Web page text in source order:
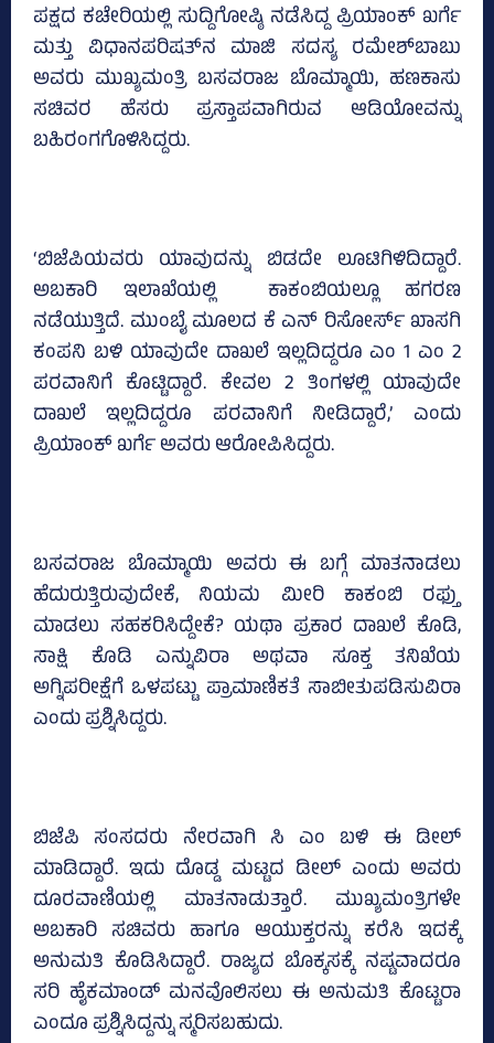
ಪಕ್ಷದ ಕಚೇರಿಯಲ್ಲಿ ಸುದ್ದಿಗೋಷ್ಠಿ ನಡೆಸಿದ್ದ ಪ್ರಿಯಾಂಕ್‌ ಖರ್ಗೆ
ಮತ್ತು ವಿಧಾನಪರಿಷತ್‌ನ ಮಾಜಿ ಸದಸ್ಯ ರಮೇಶ್‌ಬಾಬು
ಅವರು ಮುಖ್ಯಮಂತ್ರಿ ಬಸವರಾಜ ಬೊಮ್ಮಾಯಿ, ಹಣಕಾಸು
ಸಚಿವರ ಹೆಸರು ಪ್ರಸ್ತಾಪವಾಗಿರುವ ಆಡಿಯೋವನ್ನು
ಬಹಿರಂಗಗೊಳಿಸಿದ್ದರು.
‘ಬಿಜೆಪಿಯವರು ಯಾವುದನ್ನು ಬಿಡದೇ ಲೂಟಿಗಿಳಿದಿದ್ದಾರೆ.
ಅಬಕಾರಿ ಇಲಾಖೆಯಲ್ಲಿ ಕಾಕಂಬಿಯಲ್ಲೂ ಹಗರಣ
ನಡೆಯುತ್ತಿದೆ. ಮುಂಬೈ ಮೂಲದ ಕೆ ಎನ್‌ ರಿಸೋರ್ಸ್‌ ಖಾಸಗಿ
ಕಂಪನಿ ಬಳಿ ಯಾವುದೇ ದಾಖಲೆ ಇಲ್ಲದಿದ್ದರೂ ಎಂ 1 ಎಂ 2
ಪರವಾನಿಗೆ ಕೊಟ್ಟಿದ್ದಾರೆ. ಕೇವಲ 2 ತಿಂಗಳಲ್ಲಿ ಯಾವುದೇ
ದಾಖಲೆ ಇಲ್ಲದಿದ್ದರೂ ಪರವಾನಿಗೆ ನೀಡಿದ್ದಾರೆ,’ ಎಂದು
ಪ್ರಿಯಾಂಕ್‌ ಖರ್ಗೆ ಅವರು ಆರೋಪಿಸಿದ್ದರು.
ಬಸವರಾಜ ಬೊಮ್ಮಾಯಿ ಅವರು ಈ ಬಗ್ಗೆ ಮಾತನಾಡಲು
ಹೆದುರುತ್ತಿರುವುದೇಕೆ, ನಿಯಮ ಮೀರಿ ಕಾಕಂಬಿ ರಫ್ತು
ಮಾಡಲು ಸಹಕರಿಸಿದ್ದೇಕೆ? ಯಥಾ ಪ್ರಕಾರ ದಾಖಲೆ ಕೊಡಿ,
ಸಾಕ್ಷಿ ಕೊಡಿ ಎನ್ನುವಿರಾ ಅಥವಾ ಸೂಕ್ತ ತನಿಖೆಯ
ಅಗ್ನಿಪರೀಕ್ಷೆಗೆ ಒಳಪಟ್ಟು ಪ್ರಾಮಾಣಿಕತೆ ಸಾಬೀತುಪಡಿಸುವಿರಾ
ಎಂದು ಪ್ರಶ್ನಿಸಿದ್ದರು.
ಬಿಜೆಪಿ ಸಂಸದರು ನೇರವಾಗಿ ಸಿ ಎಂ ಬಳಿ ಈ ಡೀಲ್‌
ಮಾಡಿದ್ದಾರೆ. ಇದು ದೊಡ್ಡ ಮಟ್ಟದ ಡೀಲ್‌ ಎಂದು ಅವರು
ದೂರವಾಣಿಯಲ್ಲಿ ಮಾತನಾಡುತ್ತಾರೆ. ಮುಖ್ಯಮಂತ್ರಿಗಳೇ
ಅಬಕಾರಿ ಸಚಿವರು ಹಾಗೂ ಆಯುಕ್ತರನ್ನು ಕರೆಸಿ ಇದಕ್ಕೆ
ಅನುಮತಿ ಕೊಡಿಸಿದ್ದಾರೆ. ರಾಜ್ಯದ ಬೊಕ್ಕಸಕ್ಕೆ ನಷ್ಟವಾದರೂ
ಸರಿ ಹೈಕಮಾಂಡ್‌ ಮನವೊಲಿಸಲು ಈ ಅನುಮತಿ ಕೊಟ್ಟರಾ
ಎಂದೂ ಪ್ರಶ್ನಿಸಿದ್ದನ್ನು ಸ್ಮರಿಸಬಹುದು.